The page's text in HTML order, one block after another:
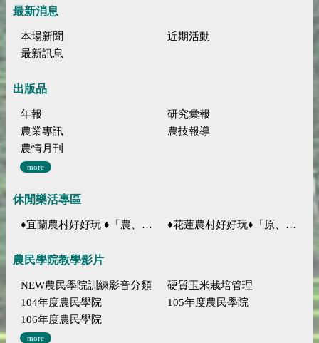
最新消息
本場新聞
近期活動
最新訊息
出版品
年報
研究彙報
農業專訊
農技報導
農情月刊
more
休閒樂活專區
♦宜蘭農村好好玩 ♦「農、藝、山、水」四條遊程推薦 ♦花蓮農村好好玩♦「原、生、慢、活」四條遊程推薦
農民學院教學影片
NEW農民學院訓練影音分類
硬質玉米栽培管理
104年度農民學院
105年度農民學院
106年度農民學院
more